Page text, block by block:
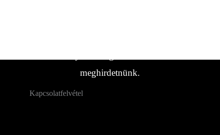
meghirdetnünk.
Kapcsolatfelvétel